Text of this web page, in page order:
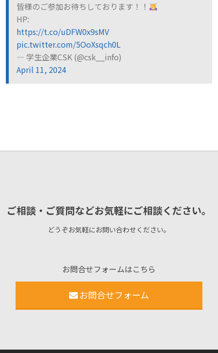
皆様のご参加お待ちしております！！
HP:
https://t.co/uDFW0x9sMV
pic.twitter.com/5OoXsqch0L
— 学生企業CSK (@csk__info)
April 11, 2024
ご相談・ご質問などお気軽にご相談ください。
どうぞお気軽にお問い合わせください。
お問合せフォームはこちら
お問合せフォーム